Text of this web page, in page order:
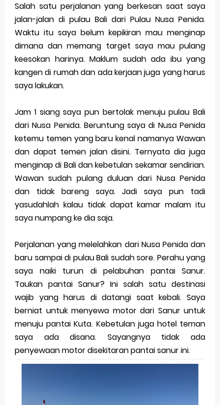
Brand Adaptation Across Different Countries
Vivo v70 series: mid-range rasa flagship dengan
kamera zeiss & baterai jumbo
Apple Watch Series 10 vs Samsung Galaxy Watch 7
Review Lengkap Amazfit Balance 2
Review Lengkap Xiaomi Watch 2 Pro
Review Lengkap Huawei Watch GT 5 Pro
Review Lengkap Garmin Fenix 8
Thursday, 6 August
Salah satu perjalanan yang berkesan saat saya
jalan-jalan di pulau Bali dari Pulau Nusa Penida.
Waktu itu saya belum kepikiran mau menginap
dimana dan memang target saya mau pulang
keesokan harinya. Maklum sudah ada ibu yang
kangen di rumah dan ada kerjaan juga yang harus
saya lakukan.
Jam 1 siang saya pun bertolak menuju pulau Bali
dari Nusa Penida. Beruntung saya di Nusa Penida
ketemu temen yang baru kenal namanya Wawan
dan dapat temen jalan disini. Ternyata dia juga
menginap di Bali dan kebetulan sekamar sendirian.
Wawan sudah pulang duluan dari Nusa Penida
dan tidak bareng saya. Jadi saya pun tadi
yasudahlah kalau tidak dapat kamar malam itu
saya numpang ke dia saja.
Perjalanan yang melelahkan dari Nusa Penida dan
baru sampai di pulau Bali sudah sore. Perahu yang
saya naiki turun di pelabuhan pantai Sanur.
Taukan pantai Sanur? Ini salah satu destinasi
wajib yang harus di datangi saat kebali. Saya
berniat untuk menyewa motor dari Sanur untuk
menuju pantai Kuta. Kebetulan juga hotel teman
saya ada disana. Sayangnya tidak ada
penyewaan motor disekitaran pantai sanur ini.